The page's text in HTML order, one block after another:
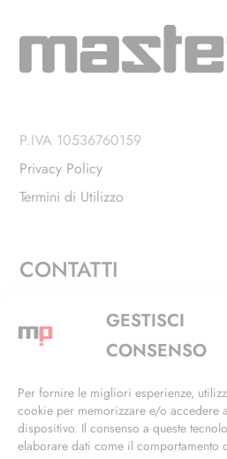
GESTISCI
CONSENSO
Per fornire le migliori esperienze,
cookie per memorizzare e/o accedere
dispositivo. Il consenso a queste
elaborare dati come il comportamento
P.IVA 10536760159
Privacy Policy
Termini di Utilizzo
CONTATTI
Via Alfieri, 27 - Trezzano
+39 02 4846 3155
info@masterphil.it